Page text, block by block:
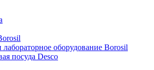
лабораторное оборудование Borosil
посуда Desco